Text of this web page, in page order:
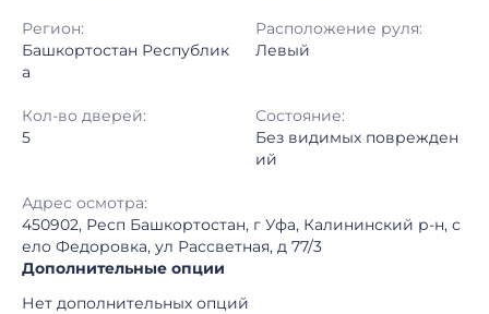
Регион:
Башкортостан Республик
а
Расположение руля:
Левый
Кол-во дверей:
5
Состояние:
Без видимых поврежден
ий
Адрес осмотра:
450902, Респ Башкортостан, г Уфа, Калининский р-н, с
ело Федоровка, ул Рассветная, д 77/3
Дополнительные опции
Нет дополнительных опций